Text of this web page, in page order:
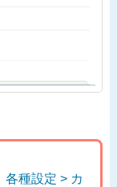
各種設定 > カ